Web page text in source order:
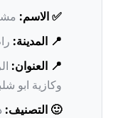
✅ الاسم:
📍 المدينة:
📍 العنوان:
وكازية ابو
🙂 التصنيف: